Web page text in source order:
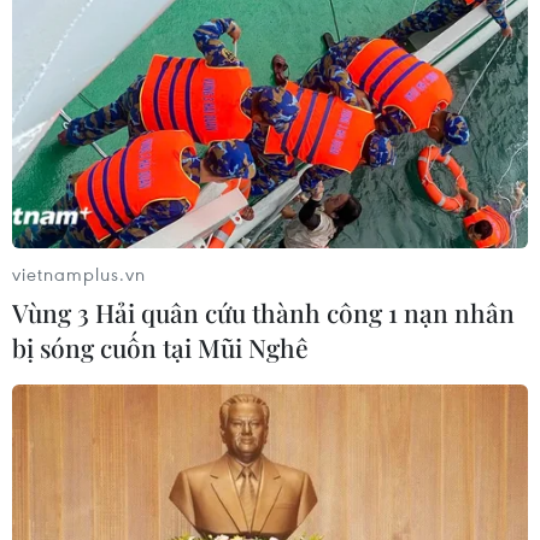
Anh công bố kết quả điều tra ban
đầu vụ đâm dao ở trung tâm London
06/08/2026 06:00
Ba Lan thảo luận việc thành lập căn
cứ quân sự thường trực với Mỹ
06/08/2026 00:06
Liên hợp quốc: Xung đột Ukraine trải
qua tháng đẫm máu nhất
vietnamplus.vn
Vùng 3 Hải quân cứu thành công 1 nạn nhân
bị sóng cuốn tại Mũi Nghê